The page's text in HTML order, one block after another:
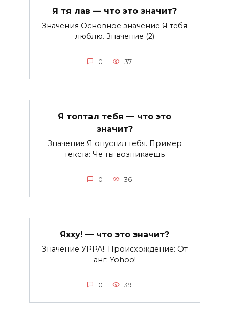
Я тя лав — что это значит?
Значения Основное значение Я тебя
люблю. Значение (2)
0 37
Я топтал тебя — что это
значит?
Значение Я опустил тебя. Пример
текста: Че ты возникаешь
0 36
Яхху! — что это значит?
Значение УРРА!. Происхождение: От
анг. Yohoo!
0 39